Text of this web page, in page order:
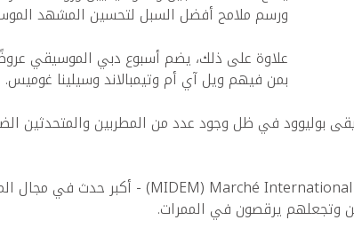
ورسم ملامح أفضل السبل لتحسين المشهد
علاوة على ذلك، يضم أسبوع دبي الموسيقي
بمن فيهم ویل آي أم وتيمبالاند وسيلينا غوميس.
في ظل وجود عدد من المطربين والمتحدثين
وتجعلهم يرقصون في الممرات.